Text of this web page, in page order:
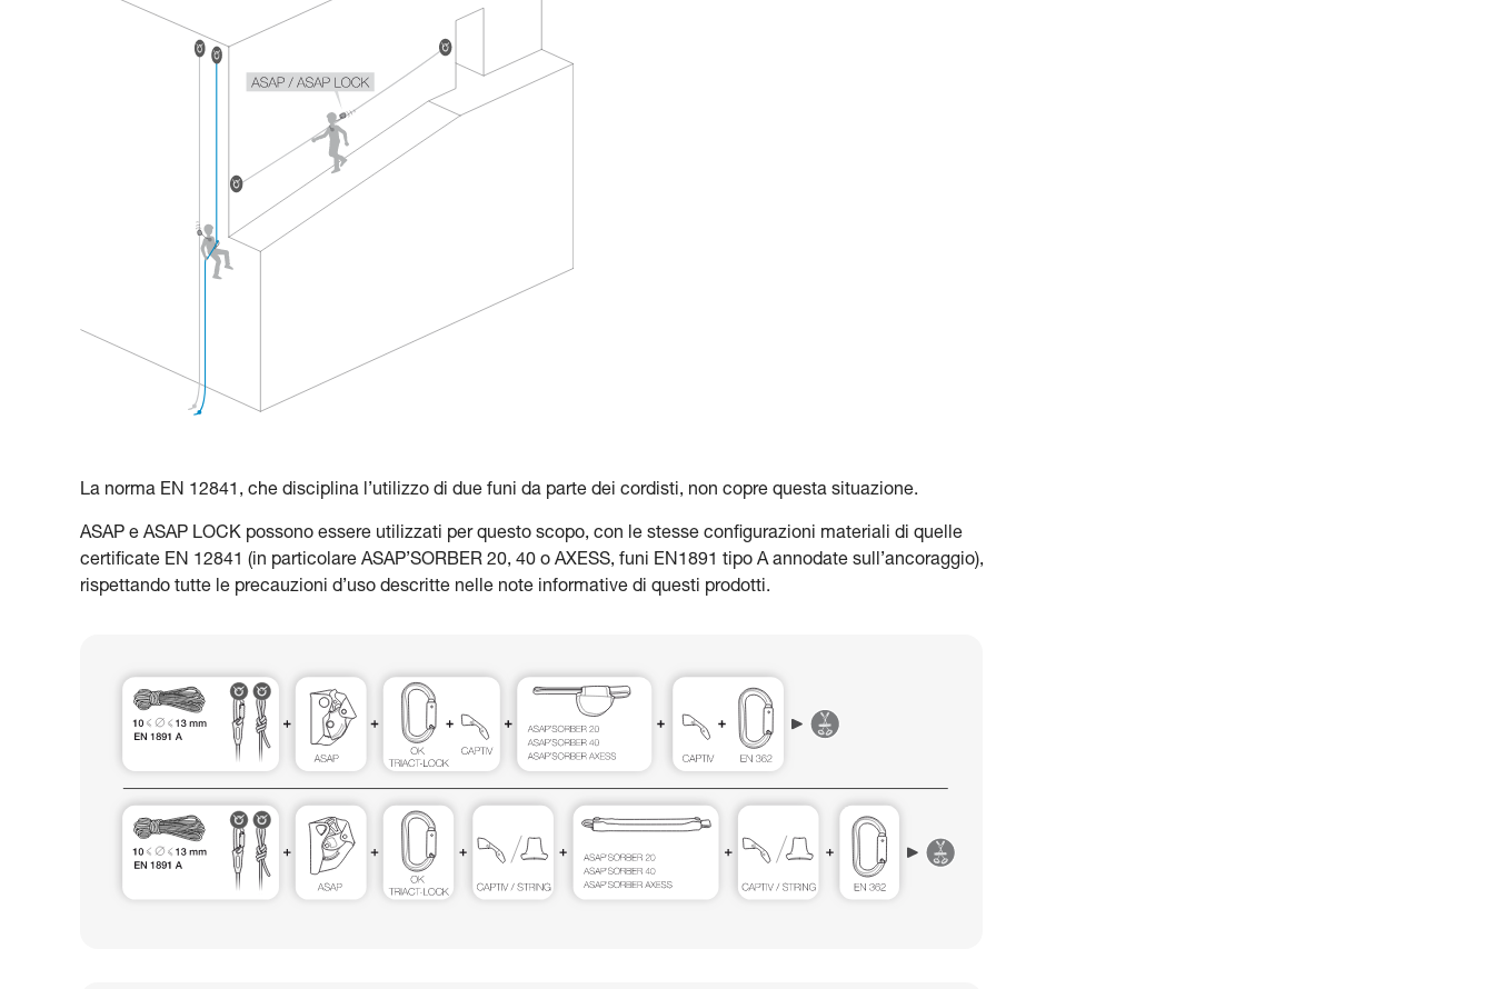
La norma EN 12841, che disciplina l’utilizzo di due funi da parte dei cordisti, non copre questa situazione.
ASAP e ASAP LOCK possono essere utilizzati per questo scopo, con le stesse configurazioni materiali di quelle
certificate EN 12841 (in particolare ASAP’SORBER 20, 40 o AXESS, funi EN1891 tipo A annodate sull’ancoraggio),
rispettando tutte le precauzioni d’uso descritte nelle note informative di questi prodotti.